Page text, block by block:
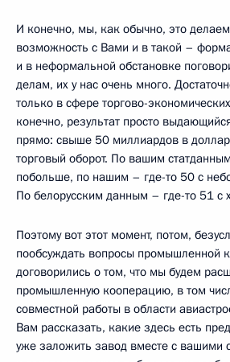
И конечно, мы, как обычно, это
возможность с Вами и в такой –
и в неформальной обстановке
делам, их у нас очень много.
только в сфере торгово-
конечно, результат просто
прямо: свыше 50 миллиардов в
торговый оборот. По вашим
побольше, по нашим – где-то 50 с
По белорусским данным – где-то 51 с
Поэтому вот этот момент, потом,
пообсуждать вопросы промышленной
договорились о том, что мы будем
промышленную кооперацию, в том
совместной работы в области
Вам рассказать, какие здесь есть
уже заложить завод вместе с вашими